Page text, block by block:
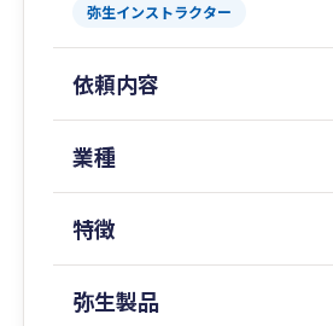
弥生インストラクター
依頼内容
業種
特徴
弥生製品